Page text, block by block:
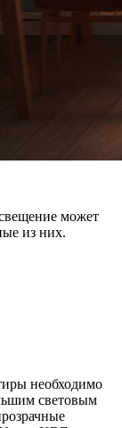
может
из них.
необходимо
световым